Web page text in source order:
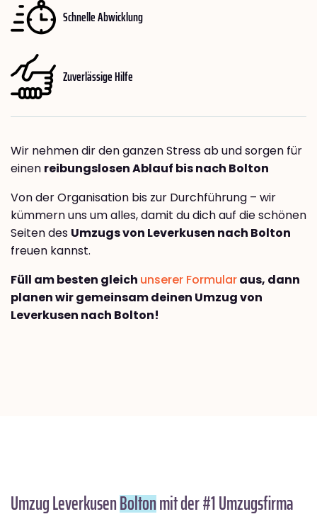
Schnelle Abwicklung
Zuverlässige Hilfe
Wir nehmen dir den ganzen Stress ab und sorgen für
einen reibungslosen Ablauf bis nach Bolton
Von der Organisation bis zur Durchführung – wir
kümmern uns um alles, damit du dich auf die schönen
Seiten des Umzugs von Leverkusen nach Bolton
freuen kannst.
Füll am besten gleich unserer Formularaus, dann
planen wir gemeinsam deinen Umzug von
Leverkusen nach Bolton!
Umzug LeverkusenBoltonmit der #1 Umzugsfirma